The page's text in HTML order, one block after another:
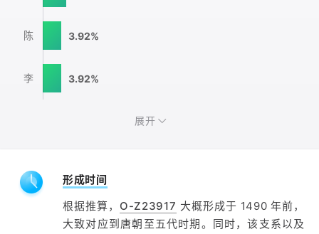
3.92%
陈
3.92%
李
展开
形成时间
根据推算， O-Z23917 大概形成于 1490 年前，
大致对应到唐朝至五代时期。同时，该支系以及